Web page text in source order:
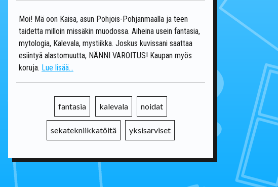
Moi! Mä oon Kaisa, asun Pohjois-Pohjanmaalla ja teen
taidetta milloin missäkin muodossa. Aiheina usein fantasia,
mytologia, Kalevala, mystiikka. Joskus kuvissani saattaa
esiintyä alastomuutta, NÄNNI VAROITUS! Kaupan myös
koruja. Lue lisää...
fantasia kalevala noidat
sekatekniikkatöitä yksisarviset